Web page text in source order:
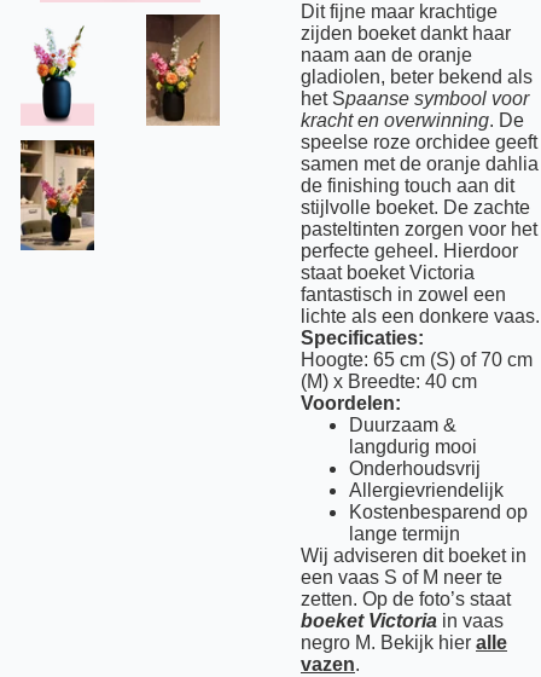
Dit fijne maar krachtige
zijden boeket dankt haar
naam aan de oranje
gladiolen, beter bekend als
het Spaanse symbool voor
kracht en overwinning. De
speelse roze orchidee geeft
samen met de oranje dahlia
de finishing touch aan dit
stijlvolle boeket. De zachte
pasteltinten zorgen voor het
perfecte geheel. Hierdoor
staat boeket Victoria
fantastisch in zowel een
lichte als een donkere vaas.
Specificaties:
Hoogte: 65 cm (S) of 70 cm
(M) x Breedte: 40 cm
Voordelen:
Duurzaam &
langdurig mooi
Onderhoudsvrij
Allergievriendelijk
Kostenbesparend op
lange termijn
Wij adviseren dit boeket in
een vaas S of M neer te
zetten. Op de foto’s staat
boeket Victoria in vaas
negro M. Bekijk hier alle
vazen.